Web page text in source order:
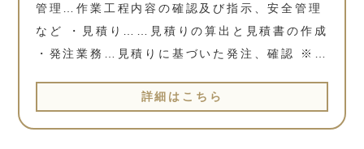
管理…作業工程内容の確認及び指示、安全管理
など ・見積り……見積りの算出と見積書の作成
・発注業務…見積りに基づいた発注、確認 ※…
詳細はこちら